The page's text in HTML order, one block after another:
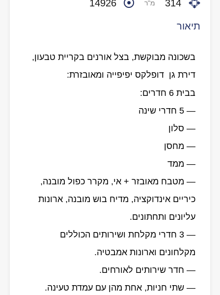
314 מ"ר 14926
תיאור
בשכונה מבוקשת, בצל אורנים בקריית טבעון,
דירת גן דופלקס יפיפייה ומאובזרת:
בבית 6 חדרים:
— 5 חדרי שינה
— סלון
— מחסן
— ממד
— מטבח מאובזר + אי, מקרר כפול מובנה,
כיריים אינדוקציה, מדיח בוש מובנה, ארונות
עליונים ותחתונים.
— 3 חדרי מקלחת ושירותים הכוללים
מקלחונים וארונות אמבטיה.
— חדר שירותים לאורחים.
— שתי חניות, אחת מהן עם עמדת טעינה.